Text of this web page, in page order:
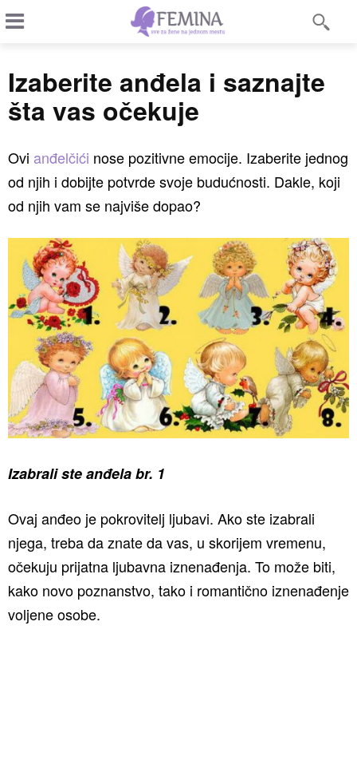
Izaberite anđela i saznajte
šta vas očekuje
Ovi anđelčići nose pozitivne emocije. Izaberite jednog
od njih i dobijte potvrde svoje budućnosti. Dakle, koji
od njih vam se najviše dopao?
Izabrali ste anđela br. 1
Ovaj anđeo je pokrovitelj ljubavi. Ako ste izabrali
njega, treba da znate da vas, u skorijem vremenu,
očekuju prijatna ljubavna iznenađenja. To može biti,
kako novo poznanstvo, tako i romantično iznenađenje
voljene osobe.